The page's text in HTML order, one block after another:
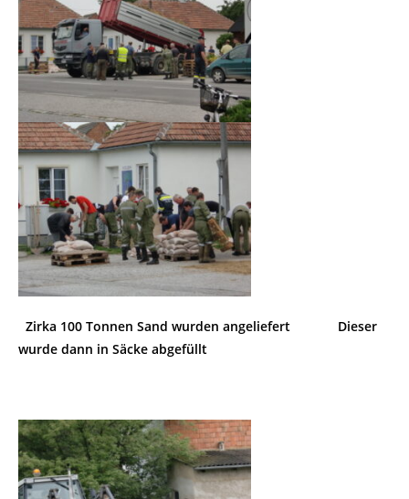
Zirka 100 Tonnen Sand wurden angeliefert Dieser
wurde dann in Säcke abgefüllt